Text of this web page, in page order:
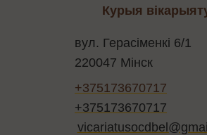
вул. Герасіменкі 6/1
220047 Мінск
+375173670717
+375173670717
Курыя